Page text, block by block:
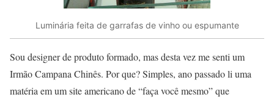
Luminária feita de garrafas de vinho ou espumante
Sou designer de produto formado, mas desta vez me senti um
Irmão Campana Chinês. Por que? Simples, ano passado li uma
matéria em um site americano de “faça você mesmo” que